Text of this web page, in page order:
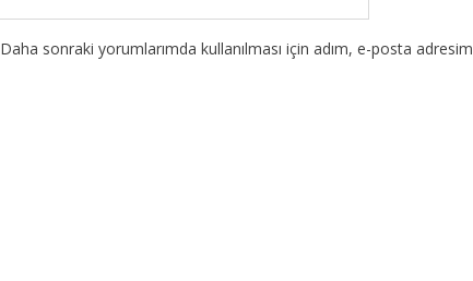
Daha sonraki yorumlarımda kullanılması için adım, e-posta adresim